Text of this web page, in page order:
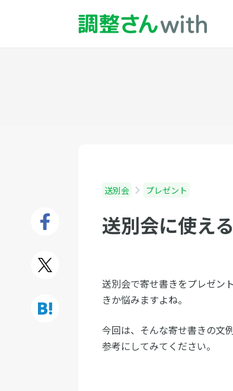
送別会 プレゼント
送別会に使え
送別会で寄せ書きをプレゼン
きか悩みますよね。
今回は、そんな寄せ書きの文
参考にしてみてください。